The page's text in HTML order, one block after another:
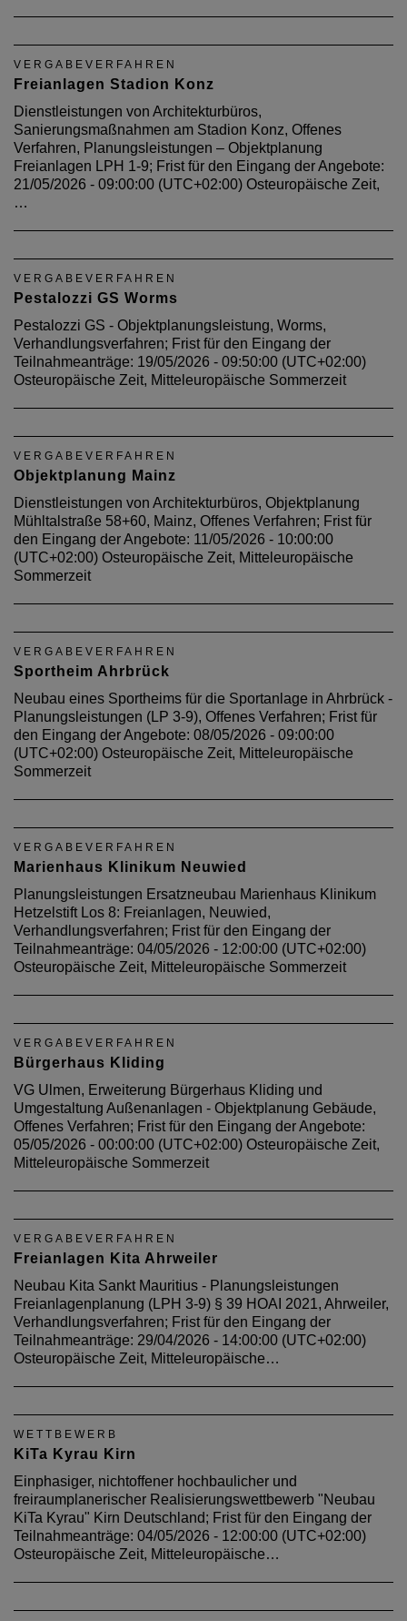
VERGABEVERFAHREN
Freianlagen Stadion Konz
Dienstleistungen von Architekturbüros,
Sanierungsmaßnahmen am Stadion Konz, Offenes
Verfahren, Planungsleistungen – Objektplanung
Freianlagen LPH 1-9; Frist für den Eingang der Angebote:
21/05/2026 - 09:00:00 (UTC+02:00) Osteuropäische Zeit,
…
VERGABEVERFAHREN
Pestalozzi GS Worms
Pestalozzi GS - Objektplanungsleistung, Worms,
Verhandlungsverfahren; Frist für den Eingang der
Teilnahmeanträge: 19/05/2026 - 09:50:00 (UTC+02:00)
Osteuropäische Zeit, Mitteleuropäische Sommerzeit
VERGABEVERFAHREN
Objektplanung Mainz
Dienstleistungen von Architekturbüros, Objektplanung
Mühltalstraße 58+60, Mainz, Offenes Verfahren; Frist für
den Eingang der Angebote: 11/05/2026 - 10:00:00
(UTC+02:00) Osteuropäische Zeit, Mitteleuropäische
Sommerzeit
VERGABEVERFAHREN
Sportheim Ahrbrück
Neubau eines Sportheims für die Sportanlage in Ahrbrück -
Planungsleistungen (LP 3-9), Offenes Verfahren; Frist für
den Eingang der Angebote: 08/05/2026 - 09:00:00
(UTC+02:00) Osteuropäische Zeit, Mitteleuropäische
Sommerzeit
VERGABEVERFAHREN
Marienhaus Klinikum Neuwied
Planungsleistungen Ersatzneubau Marienhaus Klinikum
Hetzelstift Los 8: Freianlagen, Neuwied,
Verhandlungsverfahren; Frist für den Eingang der
Teilnahmeanträge: 04/05/2026 - 12:00:00 (UTC+02:00)
Osteuropäische Zeit, Mitteleuropäische Sommerzeit
VERGABEVERFAHREN
Bürgerhaus Kliding
VG Ulmen, Erweiterung Bürgerhaus Kliding und
Umgestaltung Außenanlagen - Objektplanung Gebäude,
Offenes Verfahren; Frist für den Eingang der Angebote:
05/05/2026 - 00:00:00 (UTC+02:00) Osteuropäische Zeit,
Mitteleuropäische Sommerzeit
VERGABEVERFAHREN
Freianlagen Kita Ahrweiler
Neubau Kita Sankt Mauritius - Planungsleistungen
Freianlagenplanung (LPH 3-9) § 39 HOAI 2021, Ahrweiler,
Verhandlungsverfahren; Frist für den Eingang der
Teilnahmeanträge: 29/04/2026 - 14:00:00 (UTC+02:00)
Osteuropäische Zeit, Mitteleuropäische…
WETTBEWERB
KiTa Kyrau Kirn
Einphasiger, nichtoffener hochbaulicher und
freiraumplanerischer Realisierungswettbewerb "Neubau
KiTa Kyrau" Kirn Deutschland; Frist für den Eingang der
Teilnahmeanträge: 04/05/2026 - 12:00:00 (UTC+02:00)
Osteuropäische Zeit, Mitteleuropäische…